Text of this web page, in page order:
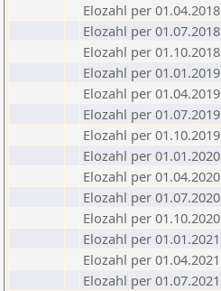
Elozahl per 01.04.2018
Elozahl per 01.07.2018
Elozahl per 01.10.2018
Elozahl per 01.01.2019
Elozahl per 01.04.2019
Elozahl per 01.07.2019
Elozahl per 01.10.2019
Elozahl per 01.01.2020
Elozahl per 01.04.2020
Elozahl per 01.07.2020
Elozahl per 01.10.2020
Elozahl per 01.01.2021
Elozahl per 01.04.2021
Elozahl per 01.07.2021